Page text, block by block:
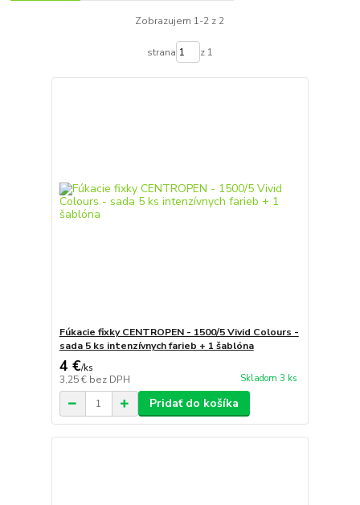
Zobrazujem 1-2 z 2
strana z 1
Fúkacie fixky CENTROPEN - 1500/5 Vivid Colours -
sada 5 ks intenzívnych farieb + 1 šablóna
4 €/ks
3,25 € bez DPH Skladom 3 ks
Pridať do košíka